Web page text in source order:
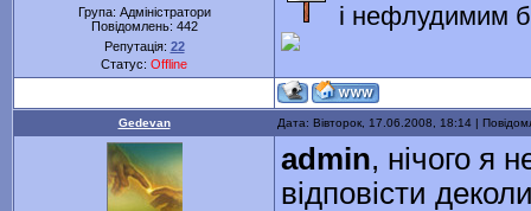
Група: Адміністратори
Повідомлень: 442
Репутація: 22
Статус: Offline
і нефлудимим
Gedevan Дата: Вівторок, 17.06.2008, 18:14 |
admin, нічого я
відповісти